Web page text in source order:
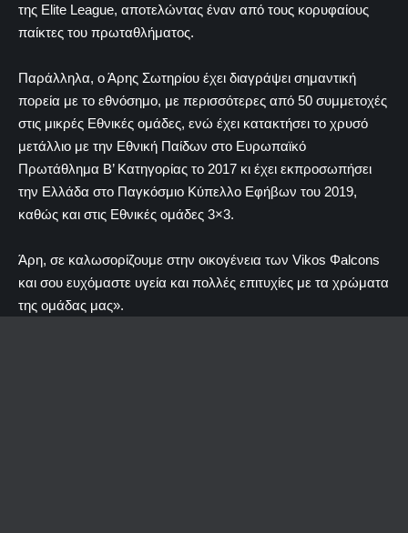
της Elite League, αποτελώντας έναν από τους κορυφαίους
παίκτες του πρωταθλήματος.
Παράλληλα, ο Άρης Σωτηρίου έχει διαγράψει σημαντική
πορεία με το εθνόσημο, με περισσότερες από 50 συμμετοχές
στις μικρές Εθνικές ομάδες, ενώ έχει κατακτήσει το χρυσό
μετάλλιο με την Εθνική Παίδων στο Ευρωπαϊκό
Πρωτάθλημα Β’ Κατηγορίας το 2017 κι έχει εκπροσωπήσει
την Ελλάδα στο Παγκόσμιο Κύπελλο Εφήβων του 2019,
καθώς και στις Εθνικές ομάδες 3×3.
Άρη, σε καλωσορίζουμε στην οικογένεια των Vikos Φalcons
και σου ευχόμαστε υγεία και πολλές επιτυχίες με τα χρώματα
της ομάδας μας».